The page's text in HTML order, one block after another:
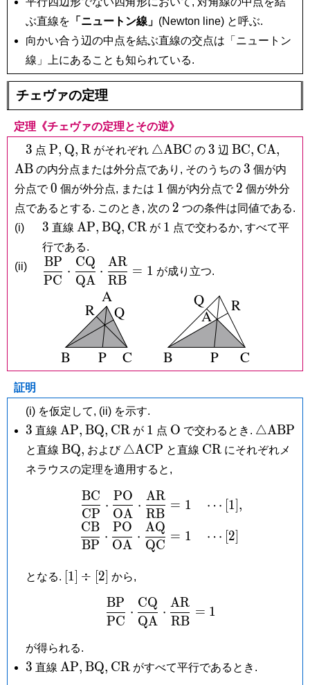
ぶ直線を 「ニュートン線」 (Newton line) と呼ぶ.
向かい合う辺の中点を結ぶ直線の交点は「ニュートン
線」上にあることも知られている.
チェヴァの定理
定理《チェヴァの定理とその逆》
3
3 点 \mathrm
P,
P, \mathrm
Q,
Q, \mathrm
R
R がそれぞれ \triangle\mathrm{ABC}
△ABC の 3
3 辺 BC, CA,
AB の内分点または外分点であり, そのうちの 3
3 個が内
分点で0
0 個が外分点, または 1
1 個が内分点で 2
2 個が外分
点であるとする. このとき, 次の 2
2 つの条件は同値である.
(i)
3
3 直線 \mathrm{AP},
AP, \mathrm{BQ},
BQ, \mathrm{CR}
CR が 1
1 点で交わるか, すべて平
行である.
(ii)
\dfrac{\mathrm{BP}}
{\mathrm{PC}}\cdot\dfrac{\mathrm{CQ}}
{\mathrm{RB}} = 1
PC
BP
⋅
QA
CQ
⋅
RB
AR
= 1 が成り立つ.
証明
(i) を仮定して, (ii) を示す.
3
3 直線 \mathrm{AP},
AP, \mathrm{BQ},
BQ, \mathrm{CR}
CR が 1
1 点 \mathrm
O
O で交わるとき. △ABP
と直線 \mathrm{BQ},
BQ, および \triangle\mathrm{ACP}
△ACP と直線 \mathrm{CR}
CR にそれぞれメ
ネラウスの定理を適用すると,
\begin{aligned}
CP
BC
⋅
OA
PO
⋅
RB
AR
BP
CB
⋅
OA
PO
⋅
QC
AQ
= 1 ⋯ 1 ,
= 1 ⋯ 2
となる. [1]\div
1 ÷ 2 から,
PC
BP
⋅
QA
CQ
⋅
RB
AR
= 1
が得られる.
3
3 直線 \mathrm{AP},
AP, \mathrm{BQ},
BQ, \mathrm{CR}
CR がすべて平行であるとき.